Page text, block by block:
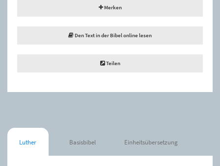
Merken
Den Text in der Bibel online lesen
Teilen
Luther Basisbibel Einheitsübersetzung